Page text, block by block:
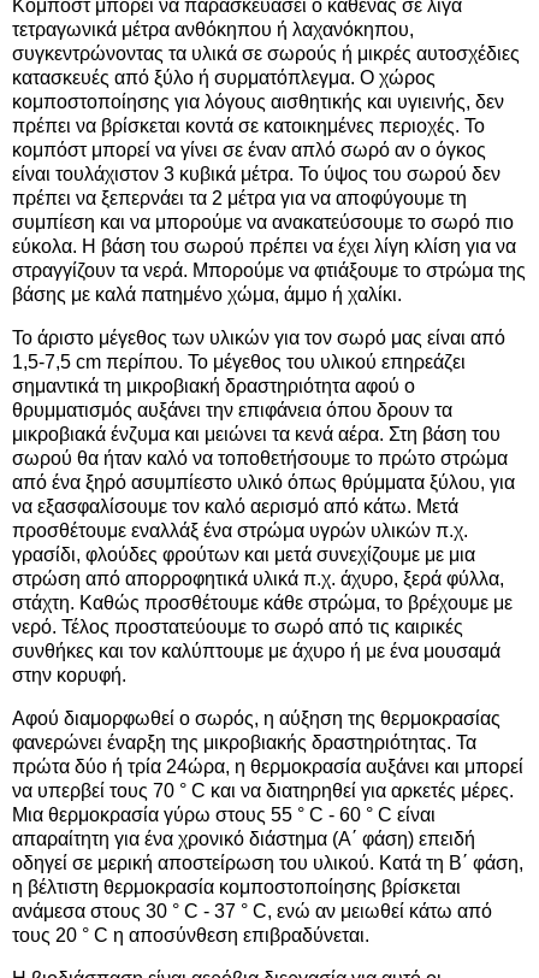
Κομπόστ μπορεί να παρασκευάσει ο καθένας σε λίγα
τετραγωνικά μέτρα ανθόκηπου ή λαχανόκηπου,
συγκεντρώνοντας τα υλικά σε σωρούς ή μικρές αυτοσχέδιες
κατασκευές από ξύλο ή συρματόπλεγμα. Ο χώρος
κομποστοποίησης για λόγους αισθητικής και υγιεινής, δεν
πρέπει να βρίσκεται κοντά σε κατοικημένες περιοχές. Το
κομπόστ μπορεί να γίνει σε έναν απλό σωρό αν ο όγκος
είναι τουλάχιστον 3 κυβικά μέτρα. Το ύψος του σωρού δεν
πρέπει να ξεπερνάει τα 2 μέτρα για να αποφύγουμε τη
συμπίεση και να μπορούμε να ανακατεύσουμε το σωρό πιο
εύκολα. Η βάση του σωρού πρέπει να έχει λίγη κλίση για να
στραγγίζουν τα νερά. Μπορούμε να φτιάξουμε το στρώμα της
βάσης με καλά πατημένο χώμα, άμμο ή χαλίκι.
Το άριστο μέγεθος των υλικών για τον σωρό μας είναι από
1,5-7,5 cm περίπου. Το μέγεθος του υλικού επηρεάζει
σημαντικά τη μικροβιακή δραστηριότητα αφού ο
θρυμματισμός αυξάνει την επιφάνεια όπου δρουν τα
μικροβιακά ένζυμα και μειώνει τα κενά αέρα. Στη βάση του
σωρού θα ήταν καλό να τοποθετήσουμε το πρώτο στρώμα
από ένα ξηρό ασυμπίεστο υλικό όπως θρύμματα ξύλου, για
να εξασφαλίσουμε τον καλό αερισμό από κάτω. Μετά
προσθέτουμε εναλλάξ ένα στρώμα υγρών υλικών π.χ.
γρασίδι, φλούδες φρούτων και μετά συνεχίζουμε με μια
στρώση από απορροφητικά υλικά π.χ. άχυρο, ξερά φύλλα,
στάχτη. Καθώς προσθέτουμε κάθε στρώμα, το βρέχουμε με
νερό. Τέλος προστατεύουμε το σωρό από τις καιρικές
συνθήκες και τον καλύπτουμε με άχυρο ή με ένα μουσαμά
στην κορυφή.
Αφού διαμορφωθεί ο σωρός, η αύξηση της θερμοκρασίας
φανερώνει έναρξη της μικροβιακής δραστηριότητας. Τα
πρώτα δύο ή τρία 24ώρα, η θερμοκρασία αυξάνει και μπορεί
να υπερβεί τους 70 ° C και να διατηρηθεί για αρκετές μέρες.
Μια θερμοκρασία γύρω στους 55 ° C - 60 ° C είναι
απαραίτητη για ένα χρονικό διάστημα (Α΄ φάση) επειδή
οδηγεί σε μερική αποστείρωση του υλικού. Κατά τη Β΄ φάση,
η βέλτιστη θερμοκρασία κομποστοποίησης βρίσκεται
ανάμεσα στους 30 ° C - 37 ° C, ενώ αν μειωθεί κάτω από
τους 20 ° C η αποσύνθεση επιβραδύνεται.